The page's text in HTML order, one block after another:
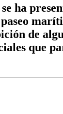
ha
de
que